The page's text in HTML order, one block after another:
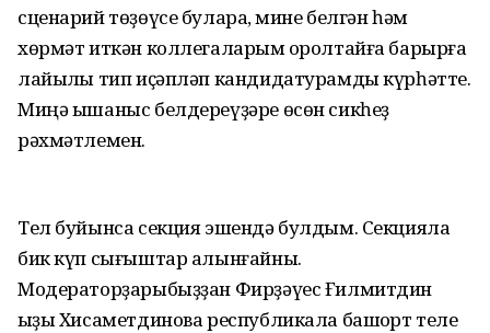
сценарий төҙөүсе булараҡ, мине белгән һәм
хөрмәт иткән коллегаларым ҡоролтайға барырға
лайыҡлы тип иҫәпләп кандидатурамды күрһәтте.
Миңә ышаныс белдереүҙәре өсөн сикһеҙ
рәхмәтлемен.
Тел буйынса секция эшендә булдым. Секцияла
бик күп сығыштар алынғайны.
Модераторҙарыбыҙҙан Фирҙәүес Ғилмитдин
ҡыҙы Хисаметдинова республикала башҡорт теле